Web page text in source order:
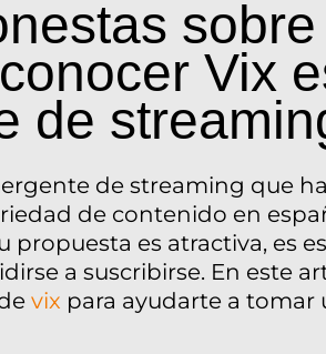
Vix
de
de streaming que
de contenido en
propuesta es atractiva, es
a suscribirse. En este
vix para ayudarte a tomar